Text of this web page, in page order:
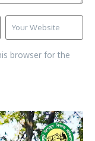
browser for the